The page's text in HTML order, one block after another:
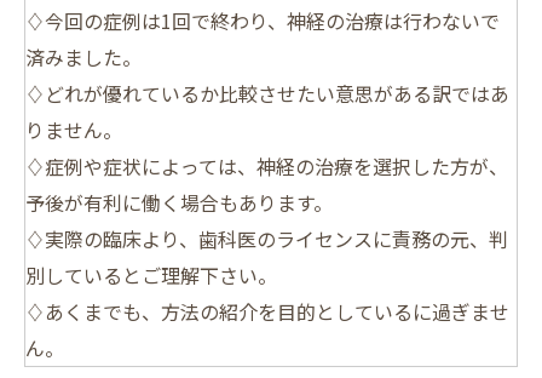
♢今回の症例は1回で終わり、神経の治療は行わないで
済みました。
♢どれが優れているか比較させたい意思がある訳ではあ
りません。
♢症例や症状によっては、神経の治療を選択した方が、
予後が有利に働く場合もあります。
♢実際の臨床より、歯科医のライセンスに責務の元、判
別しているとご理解下さい。
♢あくまでも、方法の紹介を目的としているに過ぎませ
ん。